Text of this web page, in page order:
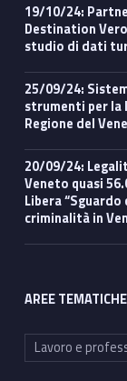
19/10/24: Partnership con DMO Dolomiti Bellunesi e
Destination
studio di dati
25/09/24: Sistema economico e legalità, regole e
strumenti per la
Regione del
20/09/24: Legalità: crimine proliferato in pandemia, in
Veneto quasi
Libera
criminalità in
AREE TEMATICHE
Lavoro e